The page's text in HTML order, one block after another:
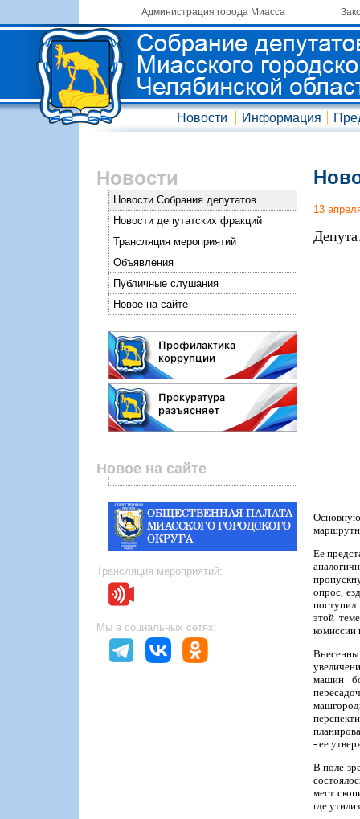
Администрация города Миасса
Новости Информация
Новости
Новости Собрания депутатов
Новости депутатских фракций
Трансляция мероприятий
Объявления
Публичные слушания
Новое на сайте
Новое на сайте
Трансляция мероприятий:
Мы в социальных сетях:
13
Ее
опрос,
этой
комиссии
машин
- ее
В поле
мест
где